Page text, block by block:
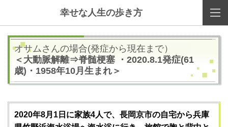
幸せな人生の歩き方
オサムさんの場合(発症から現在まで）
＜大動脈解離⇒脊髄梗塞 ・2020.8.1発症(61
歳)・1958年10月生まれ＞
2020年8月1日に家族4人で、長岡京市の自宅から兵庫